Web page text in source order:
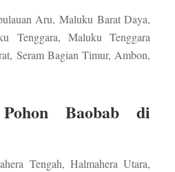
Aru, Maluku Barat Daya,
Tenggara, Maluku Tenggara
Seram Bagian Timur, Ambon,
Baobab di
Tengah, Halmahera Utara,